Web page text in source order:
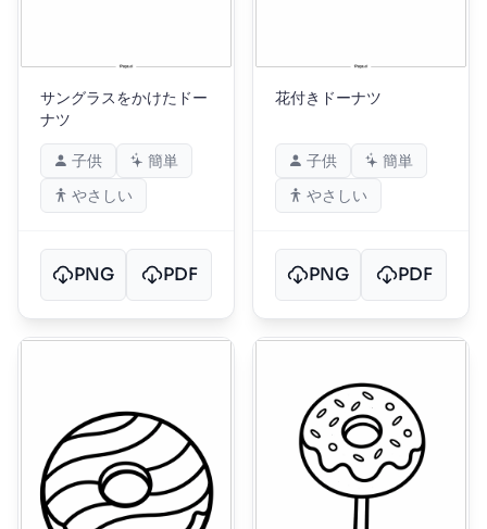
サングラスをかけたドー
ナツ
子供
簡単
やさしい
PNG PDF
花付きドーナツ
子供
簡単
やさしい
PNG PDF